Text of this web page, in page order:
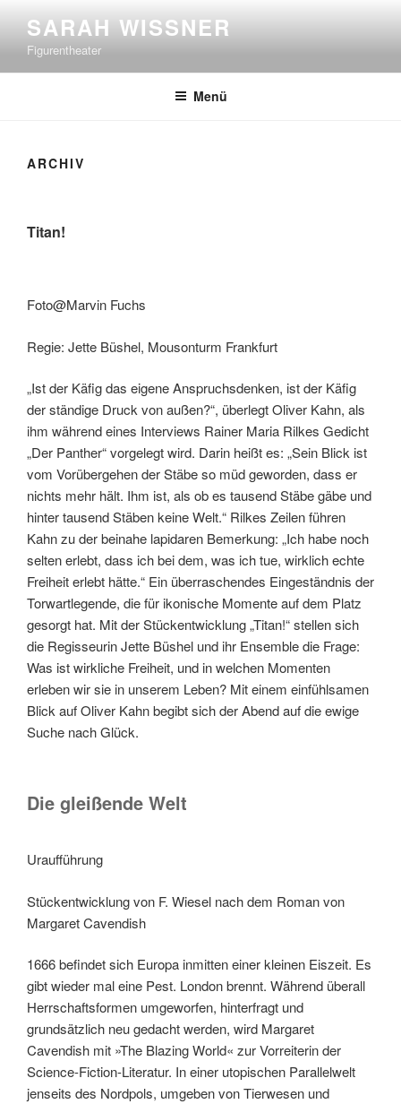
Inhalt
springen
SARAH WISSNER
Figurentheater
Menü
ARCHIV
Titan!
Foto@Marvin Fuchs
Regie: Jette Büshel, Mousonturm Frankfurt
„Ist der Käfig das eigene Anspruchsdenken, ist der Käfig
der ständige Druck von außen?“, überlegt Oliver Kahn, als
ihm während eines Interviews Rainer Maria Rilkes Gedicht
„Der Panther“ vorgelegt wird. Darin heißt es: „Sein Blick ist
vom Vorübergehen der Stäbe so müd geworden, dass er
nichts mehr hält. Ihm ist, als ob es tausend Stäbe gäbe und
hinter tausend Stäben keine Welt.“ Rilkes Zeilen führen
Kahn zu der beinahe lapidaren Bemerkung: „Ich habe noch
selten erlebt, dass ich bei dem, was ich tue, wirklich echte
Freiheit erlebt hätte.“ Ein überraschendes Eingeständnis der
Torwartlegende, die für ikonische Momente auf dem Platz
gesorgt hat. Mit der Stückentwicklung „Titan!“ stellen sich
die Regisseurin Jette Büshel und ihr Ensemble die Frage:
Was ist wirkliche Freiheit, und in welchen Momenten
erleben wir sie in unserem Leben? Mit einem einfühlsamen
Blick auf Oliver Kahn begibt sich der Abend auf die ewige
Suche nach Glück.
Die gleißende Welt
Uraufführung
Stückentwicklung von F. Wiesel nach dem Roman von
Margaret Cavendish
1666 befindet sich Europa inmitten einer kleinen Eiszeit. Es
gibt wieder mal eine Pest. London brennt. Während überall
Herrschaftsformen umgeworfen, hinterfragt und
grundsätzlich neu gedacht werden, wird Margaret
Cavendish mit »The Blazing World« zur Vorreiterin der
Science-Fiction-Literatur. In einer utopischen Parallelwelt
jenseits des Nordpols, umgeben von Tierwesen und